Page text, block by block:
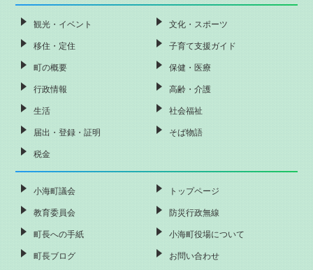
観光・イベント
移住・定住
町の概要
行政情報
生活
届出・登録・証明
税金
文化・スポーツ
子育て支援ガイド
保健・医療
高齢・介護
社会福祉
そば物語
小海町議会
教育委員会
町長への手紙
町長ブログ
トップページ
防災行政無線
小海町役場について
お問い合わせ